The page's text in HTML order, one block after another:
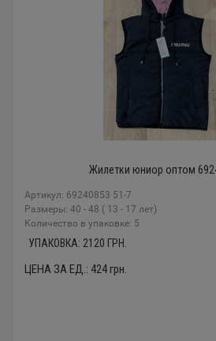
Жилетки юниор оптом
Артикул: 69240853 51-7
Размеры: 40 - 48 ( 13 - 17 лет)
Количество в упаковке: 5
УПАКОВКА: 2120 ГРН.
ЦЕНА ЗА ЕД.: 424грн.